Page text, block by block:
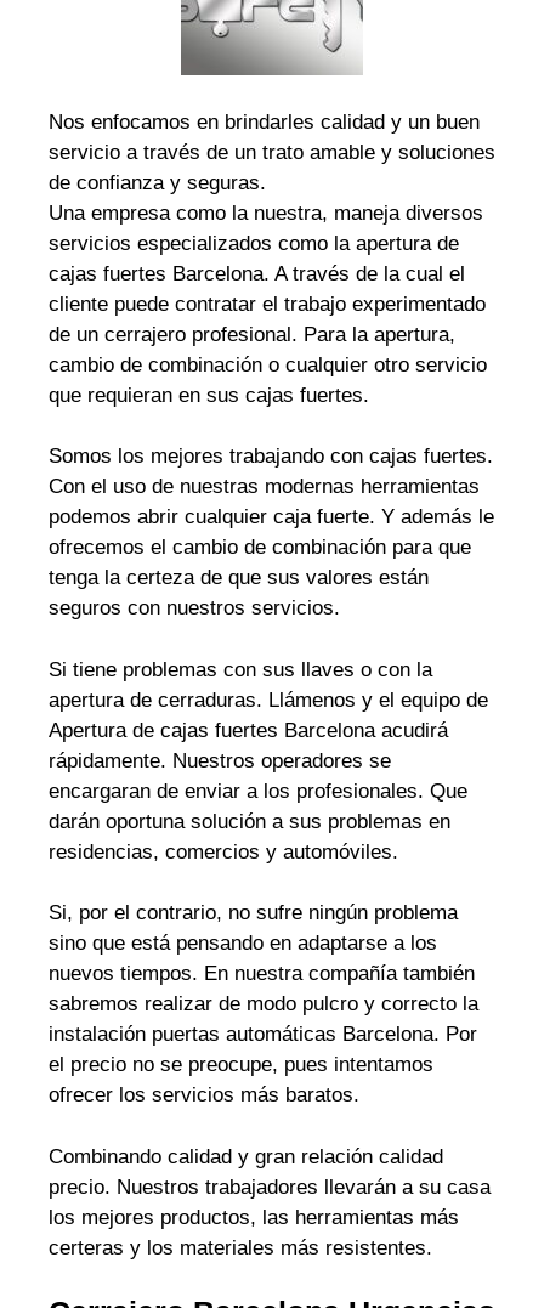
Nos enfocamos en brindarles calidad y un buen
servicio a través de un trato amable y soluciones
de confianza y seguras.
Una empresa como la nuestra, maneja diversos
servicios especializados como la apertura de
cajas fuertes Barcelona. A través de la cual el
cliente puede contratar el trabajo experimentado
de un cerrajero profesional. Para la apertura,
cambio de combinación o cualquier otro servicio
que requieran en sus cajas fuertes.
Somos los mejores trabajando con cajas fuertes.
Con el uso de nuestras modernas herramientas
podemos abrir cualquier caja fuerte. Y además le
ofrecemos el cambio de combinación para que
tenga la certeza de que sus valores están
seguros con nuestros servicios.
Si tiene problemas con sus llaves o con la
apertura de cerraduras. Llámenos y el equipo de
Apertura de cajas fuertes Barcelona acudirá
rápidamente. Nuestros operadores se
encargaran de enviar a los profesionales. Que
darán oportuna solución a sus problemas en
residencias, comercios y automóviles.
Si, por el contrario, no sufre ningún problema
sino que está pensando en adaptarse a los
nuevos tiempos. En nuestra compañía también
sabremos realizar de modo pulcro y correcto la
instalación puertas automáticas Barcelona. Por
el precio no se preocupe, pues intentamos
ofrecer los servicios más baratos.
Combinando calidad y gran relación calidad
precio. Nuestros trabajadores llevarán a su casa
los mejores productos, las herramientas más
certeras y los materiales más resistentes.